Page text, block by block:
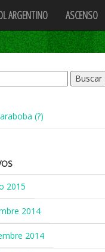
ARGENTINO ASCENSO
(?)
2015
2014
2014